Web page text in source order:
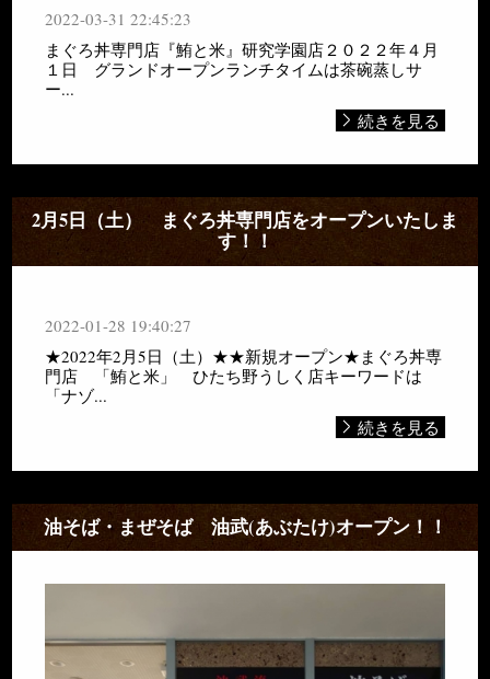
2022-03-31 22:45:23
まぐろ丼専門店『鮪と米』研究学園店２０２２年４月
１日 グランドオープンランチタイムは茶碗蒸しサ
ー...
続きを見る
2月5日（土） まぐろ丼専門店をオープンいたしま
す！！
2022-01-28 19:40:27
★2022年2月5日（土）★★新規オープン★まぐろ丼専
門店 「鮪と米」 ひたち野うしく店キーワードは
「ナゾ...
続きを見る
油そば・まぜそば 油武(あぶたけ)オープン！！